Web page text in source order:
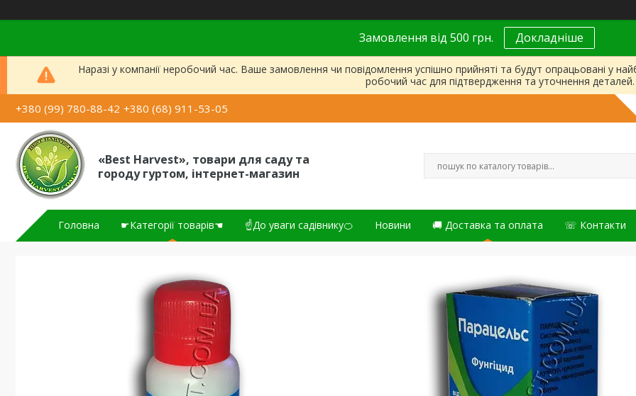
Замовлення від 500 грн. Докладніше
Наразі у компанії неробочий час. Ваше замовлення чи повідомлення успішно прийняті та будут опрацьовані у
робочий час для підтвердження та уточнення деталей.
+380 (99) 780-88-42 +380 (68) 911-53-05
«Best Harvest», товари для саду та
городу гуртом, інтернет-магазин
Головна ☛Категорії товарів☚ ☝До уваги садівнику🍊 Новини 🚚 Доставка та оплата ☏ Контакти